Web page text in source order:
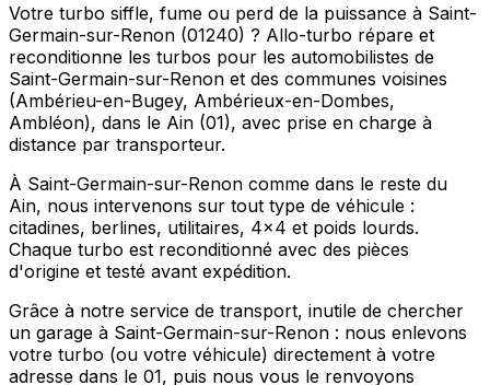
Votre turbo siffle, fume ou perd de la puissance à Saint-
Germain-sur-Renon (01240) ? Allo-turbo répare et
reconditionne les turbos pour les automobilistes de
Saint-Germain-sur-Renon et des communes voisines
(Ambérieu-en-Bugey, Ambérieux-en-Dombes,
Ambléon), dans le Ain (01), avec prise en charge à
distance par transporteur.
À Saint-Germain-sur-Renon comme dans le reste du
Ain, nous intervenons sur tout type de véhicule :
citadines, berlines, utilitaires, 4x4 et poids lourds.
Chaque turbo est reconditionné avec des pièces
d'origine et testé avant expédition.
Grâce à notre service de transport, inutile de chercher
un garage à Saint-Germain-sur-Renon : nous enlevons
votre turbo (ou votre véhicule) directement à votre
adresse dans le 01, puis nous vous le renvoyons